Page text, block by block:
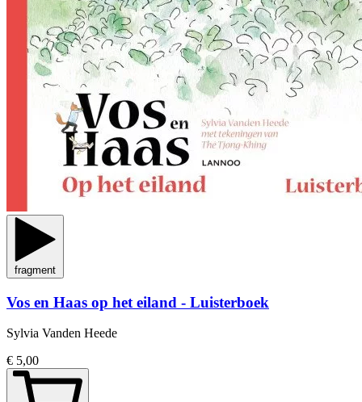
fragment
Vos en Haas op het eiland - Luisterboek
Sylvia Vanden Heede
€ 5,00